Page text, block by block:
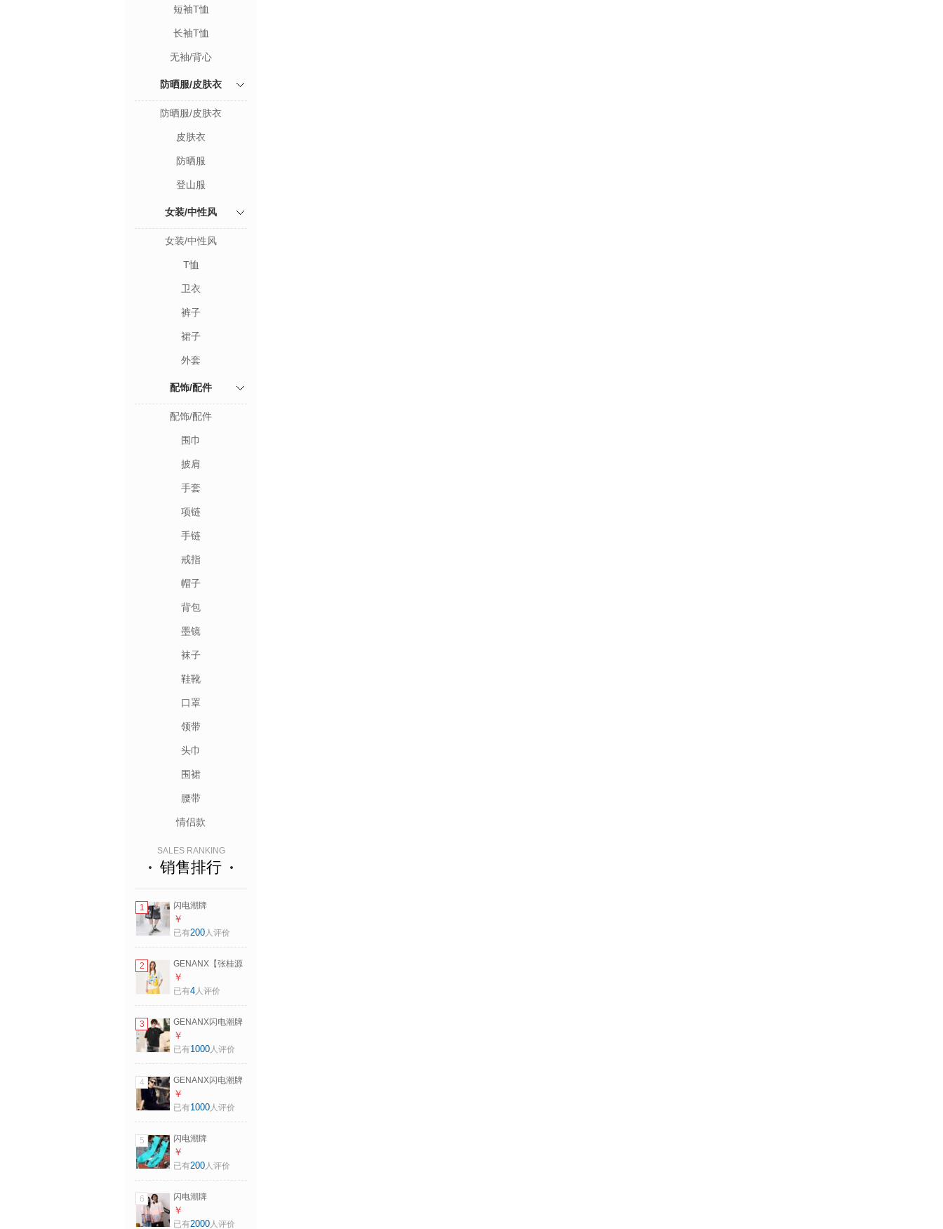
短袖T恤
长袖T恤
无袖/背心
防晒服/皮肤衣
防晒服/皮肤衣
皮肤衣
防晒服
登山服
女装/中性风
女装/中性风
T恤
卫衣
裤子
裙子
外套
配饰/配件
配饰/配件
围巾
披肩
手套
项链
手链
戒指
帽子
背包
墨镜
袜子
鞋靴
口罩
领带
头巾
围裙
腰带
情侣款
SALES RANKING
销售排行
1
闪电潮牌
（GENANX）五分
短裤男字母印花弹
￥
已有200人评价
2
GENANX【张桂源
陈浚铭同款】100%
纯棉夏季多涂鸦印
￥
已有4人评价
3
GENANX闪电潮牌
夏季热卖短t太空棉
圆领t恤男假两件简
版】请参考尺码或
客服
￥
已有1000人评价
4
GENANX闪电潮牌
夏季男士圆领纯色t
恤男衣多穿百搭宽
版】请参考尺码或
客服
￥
已有1000人评价
5
闪电潮牌
（GENANX）中长
袜子男街头嘻哈英
￥
已有200人评价
6
闪电潮牌
（GENANX）五分
袖潮男太空棉渐变
￥
已有2000人评价